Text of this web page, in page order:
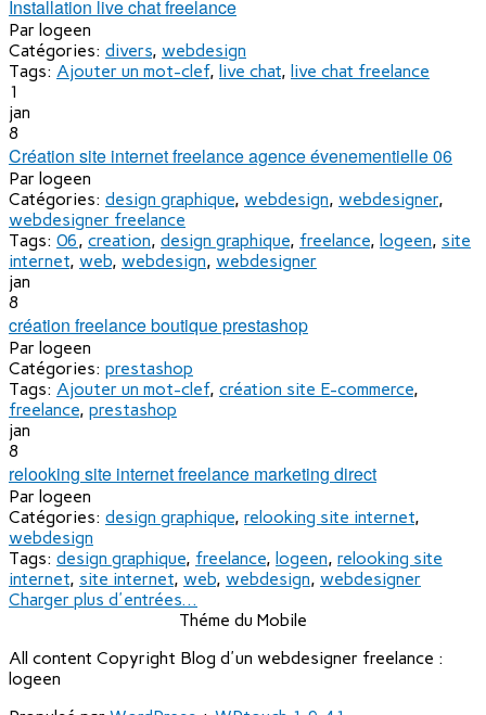
Installation live chat freelance
Par logeen
Catégories: divers, webdesign
Tags: Ajouter un mot-clef, live chat, live chat freelance
1
jan
8
Création site internet freelance agence évenementielle 06
Par logeen
Catégories: design graphique, webdesign, webdesigner,
webdesigner freelance
Tags: 06, creation, design graphique, freelance, logeen, site
internet, web, webdesign, webdesigner
jan
8
création freelance boutique prestashop
Par logeen
Catégories: prestashop
Tags: Ajouter un mot-clef, création site E-commerce,
freelance, prestashop
jan
8
relooking site internet freelance marketing direct
Par logeen
Catégories: design graphique, relooking site internet,
webdesign
Tags: design graphique, freelance, logeen, relooking site
internet, site internet, web, webdesign, webdesigner
Charger plus d'entrées...
Théme du Mobile
All content Copyright Blog d'un webdesigner freelance :
logeen